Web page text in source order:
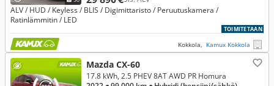
ALV / HUD / Keyless / BLIS / Digimittaristo / Peruutuskamera /
Ratinlämmitin / LED
TOIMITETAAN
Kokkola, Kamux Kokkola
Mazda CX-60
17.8 kWh, 2.5 PHEV 8AT AWD PR Homura